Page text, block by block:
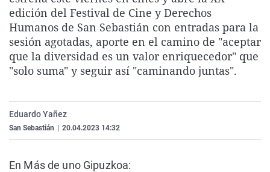
La rosa de los vientos
Gente viajera
Como el perro y el
Caso
Retornados
Equipo de
Operación Viuda
Extremadura
Galicia
La Rioja
Navarra
Virales
Televisión
Elecciones
edición del Festival de Cine y Derechos
Humanos de San Sebastián con entradas para la
sesión agotadas, aporte en el camino de "aceptar
que la diversidad es un valor enriquecedor" que
"solo suma" y seguir así "caminando juntas".
Eduardo Yañez
San Sebastián 20.04.2023 14:32
En Más de uno Gipuzkoa: